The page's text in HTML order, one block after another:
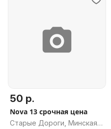
50 р.
Nova 13 срочная цена
Старые Дороги, Минская